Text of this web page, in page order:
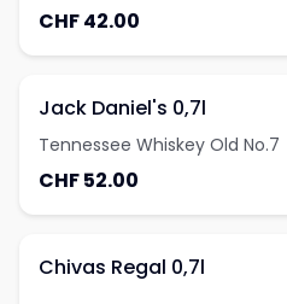
CHF 42.00
Jack Daniel's 0,7l
Tennessee Whiskey Old No.7
CHF 52.00
Chivas Regal 0,7l